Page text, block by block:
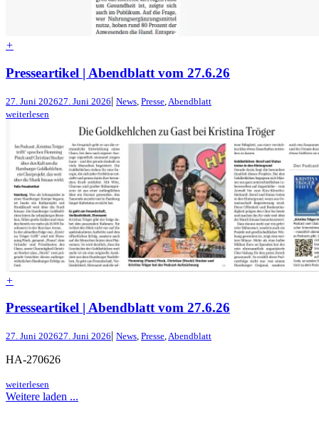
+
Presseartikel | Abendblatt vom 27.6.26
27. Juni 202627. Juni 2026| News Presse Abendblatt
weiterlesen
+
Presseartikel | Abendblatt vom 27.6.26
27. Juni 202627. Juni 2026| News, Presse,Abendblatt
HA-270626
weiterlesen
Weitere laden ...